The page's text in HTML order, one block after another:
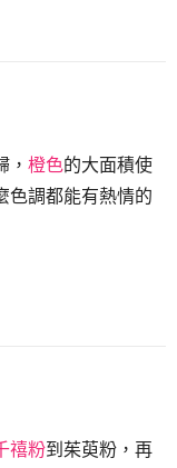
橙色的大面積使
色調都能有熱情的
禧粉到茱萸粉，再